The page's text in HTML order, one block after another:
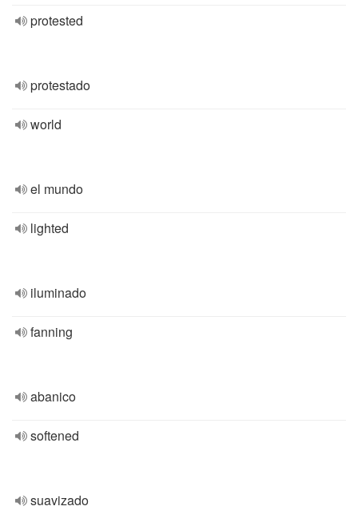
protested
protestado
world
el mundo
lighted
iluminado
fanning
abanico
softened
suavizado